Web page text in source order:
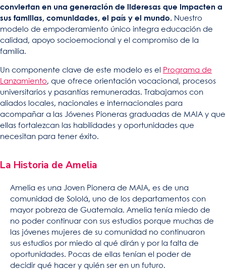
conviertan en una generación de lideresas que impacten a
sus familias, comunidades, el país y el mundo. Nuestro
modelo de empoderamiento único integra educación de
calidad, apoyo socioemocional y el compromiso de la
familia.
Un componente clave de este modelo es el
Programa de
Lanzamiento, que ofrece orientación vocacional, procesos
universitarios y pasantías remuneradas. Trabajamos con
aliados locales, nacionales e internacionales para
acompañar a las Jóvenes Pioneras graduadas de MAIA y que
ellas fortalezcan las habilidades y oportunidades que
necesitan para tener éxito.
La Historia de Amelia
Amelia es una Joven Pionera de MAIA, es de una
comunidad de Sololá, uno de los departamentos con
mayor pobreza de Guatemala. Amelia tenía miedo de
no poder continuar con sus estudios porque muchas de
las jóvenes mujeres de su comunidad no continuaron
sus estudios por miedo al qué dirán y por la falta de
oportunidades. Pocas de ellas tenían el poder de
decidir qué hacer y quién ser en un futuro.